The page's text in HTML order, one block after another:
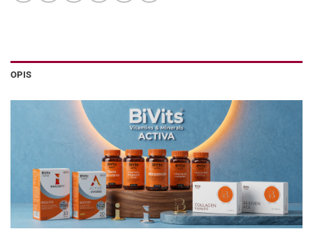
OPIS